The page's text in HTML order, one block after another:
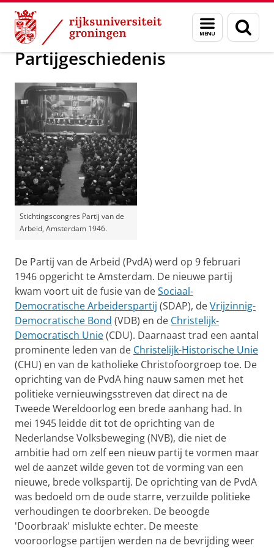
Skip
Content
Skip
Navigation
Menu
en
zoeken
Onderzoek Geschiedenis
Partijgeschiedenis
Stichtingscongres Partij van de
Arbeid, Amsterdam 1946.
De Partij van de Arbeid (PvdA) werd op 9 februari
1946 opgericht te Amsterdam. De nieuwe partij
kwam voort uit de fusie van deSociaal-
Democratische Arbeiderspartij (SDAP), deVrijzinnig-
Democratische Bond (VDB) en de Christelijk-
Democratisch Unie(CDU). Daarnaast trad een aantal
prominente leden van de Christelijk-Historische Unie
(CHU) en van de katholieke Christofoorgroep toe. De
oprichting van de PvdA hing nauw samen met het
politieke vernieuwingsstreven dat direct na de
Tweede Wereldoorlog een brede aanhang had. In
mei 1945 leidde dit tot de oprichting van de
Nederlandse Volksbeweging (NVB), die niet de
ambitie had om zelf een nieuw partij te vormen maar
wel de aanzet wilde geven tot de vorming van een
nieuwe, brede volkspartij. De oprichting van de PvdA
was bedoeld om de oude starre, verzuilde politieke
verhoudingen te doorbreken. De beoogde
'Doorbraak' mislukte echter. De meeste
vooroorlogse partijen werden na de bevrijding weer